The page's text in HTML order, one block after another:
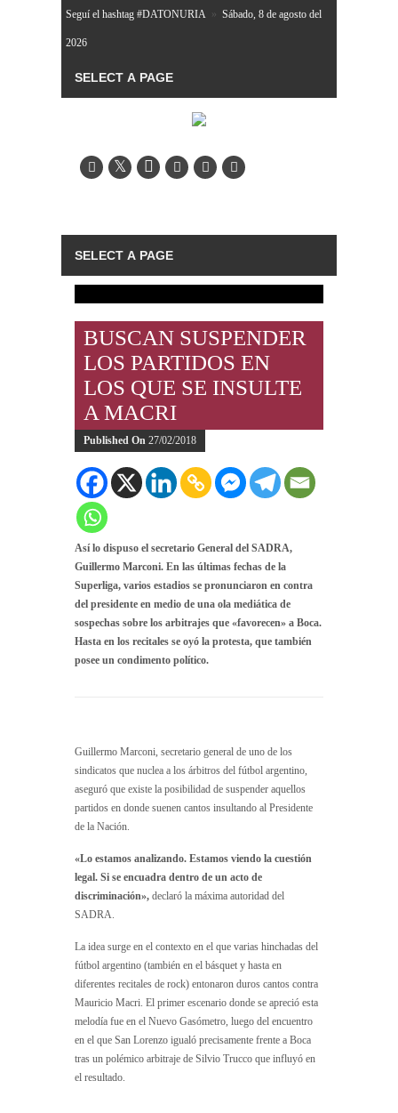
Seguí el hashtag #DATONURIA » Sábado, 8 de agosto del
2026
BUSCAN SUSPENDER
LOS PARTIDOS EN
LOS QUE SE INSULTE
A MACRI
Published On 27/02/2018
Así lo dispuso el secretario General del SADRA,
Guillermo Marconi. En las últimas fechas de la
Superliga, varios estadios se pronunciaron en contra
del presidente en medio de una ola mediática de
sospechas sobre los arbitrajes que «favorecen» a Boca.
Hasta en los recitales se oyó la protesta, que también
posee un condimento político.
Guillermo Marconi, secretario general de uno de los
sindicatos que nuclea a los árbitros del fútbol argentino,
aseguró que existe la posibilidad de suspender aquellos
partidos en donde suenen cantos insultando al Presidente
de la Nación.
«Lo estamos analizando. Estamos viendo la cuestión
legal. Si se encuadra dentro de un acto de
discriminación», declaró la máxima autoridad del
SADRA.
La idea surge en el contexto en el que varias hinchadas del
fútbol argentino (también en el básquet y hasta en
diferentes recitales de rock) entonaron duros cantos contra
Mauricio Macri. El primer escenario donde se apreció esta
melodía fue en el Nuevo Gasómetro, luego del encuentro
en el que San Lorenzo igualó precisamente frente a Boca
tras un polémico arbitraje de Silvio Trucco que influyó en
el resultado.